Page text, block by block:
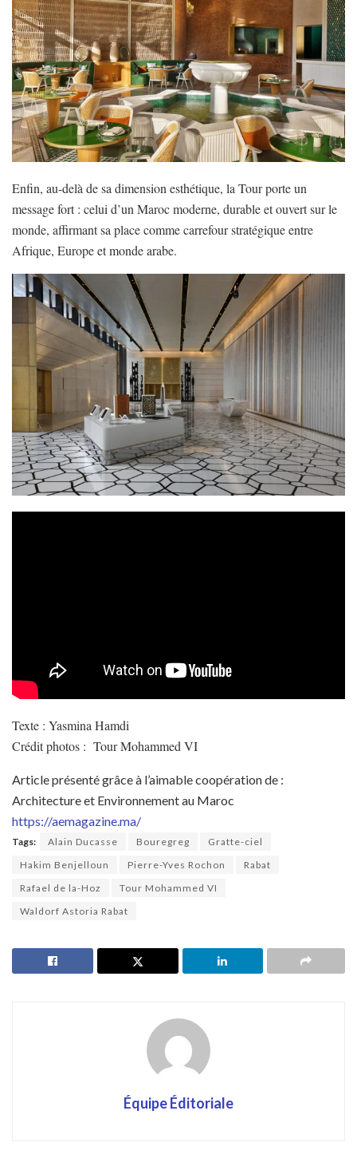
Enfin, au-delà de sa dimension esthétique, la Tour porte un
message fort : celui d’un Maroc moderne, durable et ouvert sur le
monde, affirmant sa place comme carrefour stratégique entre
Afrique, Europe et monde arabe.
Texte : Yasmina Hamdi
Crédit photos : Tour Mohammed VI
Article présenté grâce à l’aimable coopération de :
Architecture et Environnement au Maroc
https://aemagazine.ma/
Tags: Alain Ducasse Bouregreg
Gratte-ciel
Hakim Benjelloun
Pierre-Yves Rochon
Rabat
Rafael de la-Hoz
Tour Mohammed VI
Waldorf Astoria Rabat
Équipe Éditoriale